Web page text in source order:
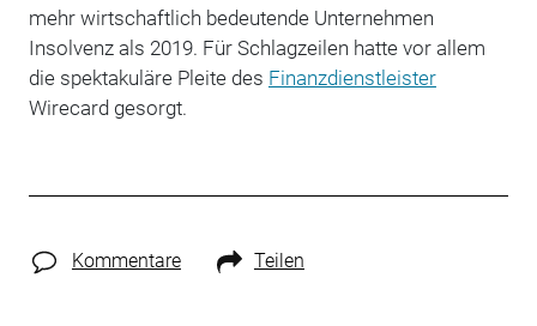
mehr wirtschaftlich bedeutende Unternehmen
Insolvenz als 2019. Für Schlagzeilen hatte vor allem
die spektakuläre Pleite des Finanzdienstleister
Wirecard gesorgt.
Kommentare Teilen